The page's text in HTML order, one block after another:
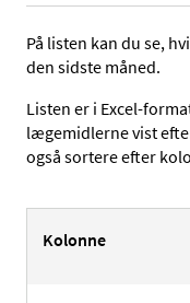
På listen kan du se,
den sidste måned.
Listen er i Excel-
lægemidlerne vist
også sortere efter
Kolonne